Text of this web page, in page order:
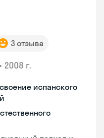
3 отзыва
• 2008 г.
испанского